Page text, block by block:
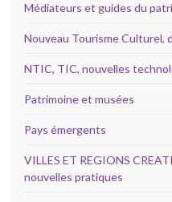
Médiateurs et guides du
Nouveau Tourisme
NTIC, TIC, nouvelles
Patrimoine et musées
Pays émergents
VILLES ET REGIONS
nouvelles pratiques